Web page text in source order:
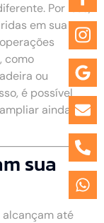
Por isso,
em sua
, como
ou
é possível
ainda
sua
alcançam até